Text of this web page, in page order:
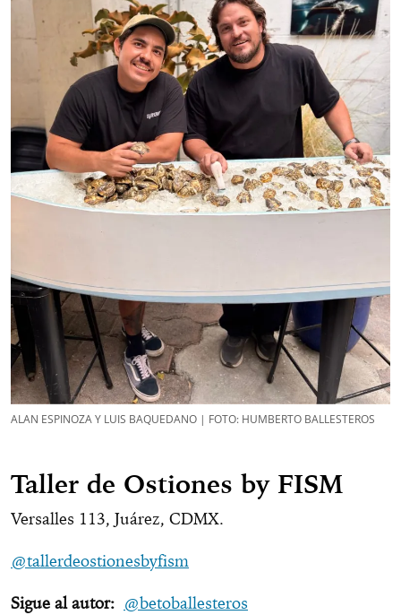
ALAN ESPINOZA Y LUIS BAQUEDANO | FOTO: HUMBERTO BALLESTEROS
Taller de Ostiones by FISM
Versalles 113, Juárez, CDMX.
@tallerdeostionesbyfism
Sigue al autor: @betoballesteros